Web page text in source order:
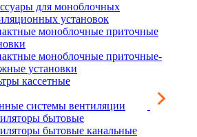
для моноблочных
установок
моноблочные приточные
моноблочные приточные-
установки
кассетные
системы вентиляции
бытовые
бытовые канальные